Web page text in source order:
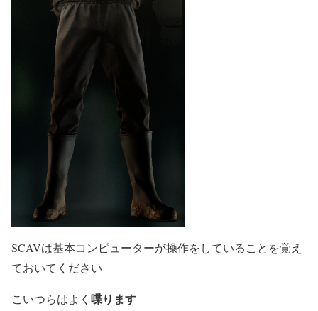
SCAVは基本コンピューターが操作をしていることを覚え
ておいてください
こいつらはよく 喋ります